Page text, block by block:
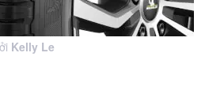
lốp Michelin Primacy SUV: Đáng
Kelly Le